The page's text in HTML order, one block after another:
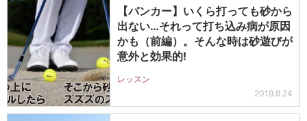
【バンカー】いくら打っても砂から
出ない…それって打ち込み病が原因
かも（前編）。そんな時は砂遊びが
意外と効果的!
レッスン
2019.9.24